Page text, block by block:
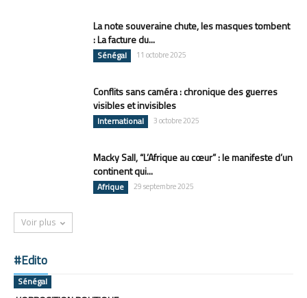
La note souveraine chute, les masques tombent
: La facture du...
Sénégal 11 octobre 2025
Conflits sans caméra : chronique des guerres
visibles et invisibles
International 3 octobre 2025
Macky Sall, “L’Afrique au cœur” : le manifeste d’un
continent qui...
Afrique 29 septembre 2025
Voir plus
#Edito
Sénégal